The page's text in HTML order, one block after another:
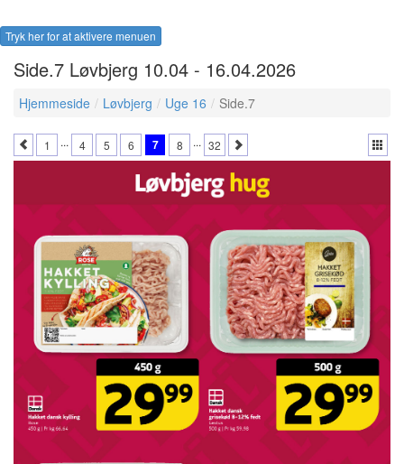
Tryk her for at aktivere menuen
Side.7 Løvbjerg 10.04 - 16.04.2026
Hjemmeside Løvbjerg Uge 16 Side.7
1 ... 4 5 6 7 8 ... 32